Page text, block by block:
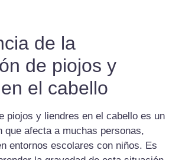
de la
de piojos y
el cabello
piojos y liendres en el cabello es un
que afecta a muchas personas,
entornos escolares con niños. Es